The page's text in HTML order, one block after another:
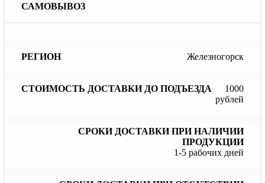
Железногорск
1000
рублей
1-5 рабочих дней